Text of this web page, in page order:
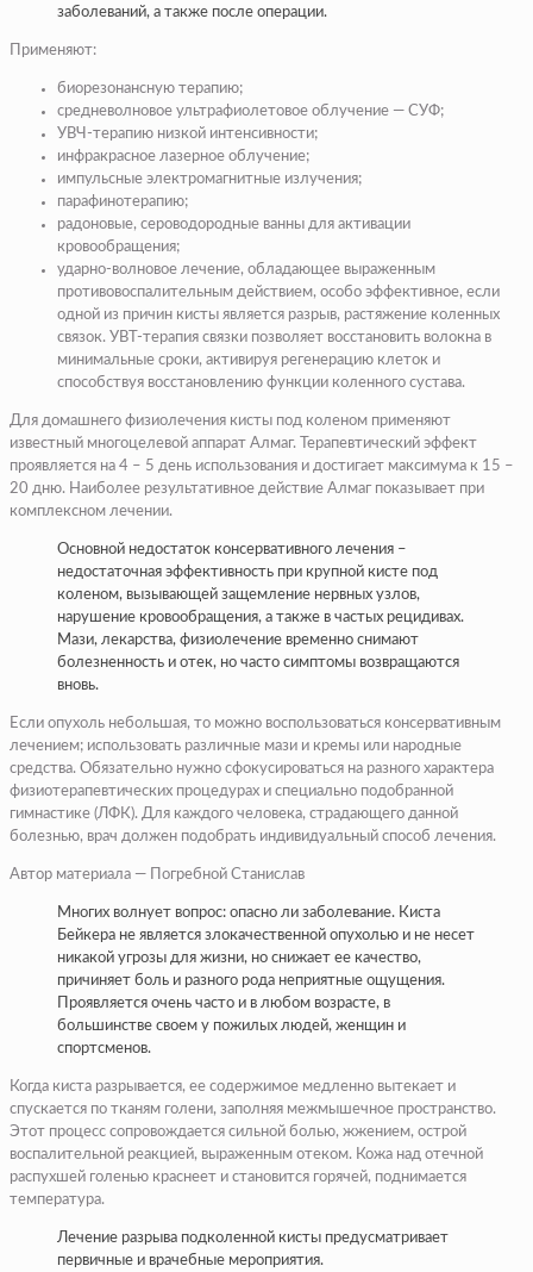
заболеваний, а также после операции.
Применяют:
биорезонансную терапию;
средневолновое ультрафиолетовое облучение — СУФ;
УВЧ-терапию низкой интенсивности;
инфракрасное лазерное облучение;
импульсные электромагнитные излучения;
парафинотерапию;
радоновые, сероводородные ванны для активации
кровообращения;
ударно-волновое лечение, обладающее выраженным
противовоспалительным действием, особо эффективное, если
одной из причин кисты является разрыв, растяжение коленных
связок. УВТ-терапия связки позволяет восстановить волокна в
минимальные сроки, активируя регенерацию клеток и
способствуя восстановлению функции коленного сустава.
Для домашнего физиолечения кисты под коленом применяют
известный многоцелевой аппарат Алмаг. Терапевтический эффект
проявляется на 4 – 5 день использования и достигает максимума к 15 –
20 дню. Наиболее результативное действие Алмаг показывает при
комплексном лечении.
Основной недостаток консервативного лечения –
недостаточная эффективность при крупной кисте под
коленом, вызывающей защемление нервных узлов,
нарушение кровообращения, а также в частых рецидивах.
Мази, лекарства, физиолечение временно снимают
болезненность и отек, но часто симптомы возвращаются
вновь.
Если опухоль небольшая, то можно воспользоваться консервативным
лечением; использовать различные мази и кремы или народные
средства. Обязательно нужно сфокусироваться на разного характера
физиотерапевтических процедурах и специально подобранной
гимнастике (ЛФК). Для каждого человека, страдающего данной
болезнью, врач должен подобрать индивидуальный способ лечения.
Автор материала — Погребной Станислав
Многих волнует вопрос: опасно ли заболевание. Киста
Бейкера не является злокачественной опухолью и не несет
никакой угрозы для жизни, но снижает ее качество,
причиняет боль и разного рода неприятные ощущения.
Проявляется очень часто и в любом возрасте, в
большинстве своем у пожилых людей, женщин и
спортсменов.
Когда киста разрывается, ее содержимое медленно вытекает и
спускается по тканям голени, заполняя межмышечное пространство.
Этот процесс сопровождается сильной болью, жжением, острой
воспалительной реакцией, выраженным отеком. Кожа над отечной
распухшей голенью краснеет и становится горячей, поднимается
температура.
Лечение разрыва подколенной кисты предусматривает
первичные и врачебные мероприятия.